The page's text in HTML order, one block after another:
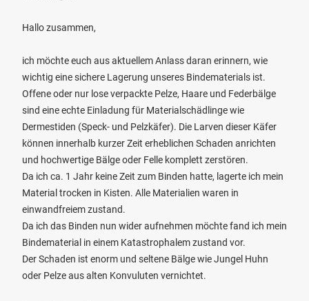
Hallo zusammen,
ich möchte euch aus aktuellem Anlass daran erinnern, wie
wichtig eine sichere Lagerung unseres Bindematerials ist.
Offene oder nur lose verpackte Pelze, Haare und Federbälge
sind eine echte Einladung für Materialschädlinge wie
Dermestiden (Speck- und Pelzkäfer). Die Larven dieser Käfer
können innerhalb kurzer Zeit erheblichen Schaden anrichten
und hochwertige Bälge oder Felle komplett zerstören.
Da ich ca. 1 Jahr keine Zeit zum Binden hatte, lagerte ich mein
Material trocken in Kisten. Alle Materialien waren in
einwandfreiem zustand.
Da ich das Binden nun wider aufnehmen möchte fand ich mein
Bindematerial in einem Katastrophalem zustand vor.
Der Schaden ist enorm und seltene Bälge wie Jungel Huhn
oder Pelze aus alten Konvuluten vernichtet.